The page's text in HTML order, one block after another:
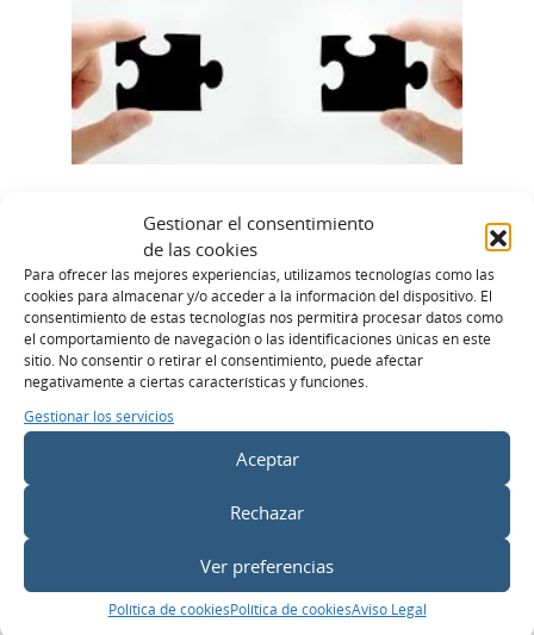
Gestionar el consentimiento
de las cookies
Para ofrecer las mejores experiencias, utilizamos tecnologías como las
cookies para almacenar y/o acceder a la información del dispositivo. El
consentimiento de estas tecnologías nos permitirá procesar datos como
el comportamiento de navegación o las identificaciones únicas en este
sitio. No consentir o retirar el consentimiento, puede afectar
negativamente a ciertas características y funciones.
Gestionar los servicios
Aceptar
Rechazar
Ver preferencias
Política de cookiesPolítica de cookiesAviso Legal
Diferencias entre el
seguimiento de
conversiones en Google
Ads y Google Analytics 4
LEES MÁS >